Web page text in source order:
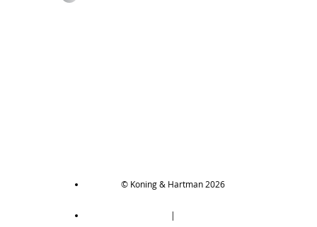
© Koning & Hartman 2026
|